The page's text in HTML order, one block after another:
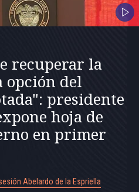
recuperar la
opción del
presidente
hoja de
en primer
Abelardo de la Espriella